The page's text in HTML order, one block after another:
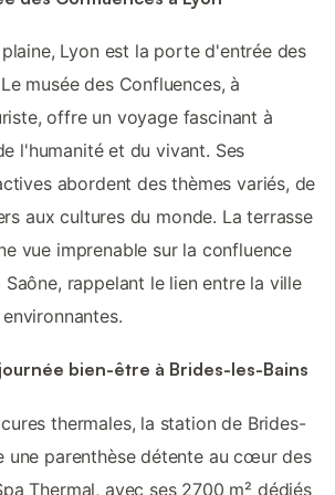
Lyon est la porte d'entrée des
musée des Confluences, à
offre un voyage fascinant à
l'humanité et du vivant. Ses
abordent des thèmes variés, de
aux cultures du monde. La terrasse
vue imprenable sur la confluence
rappelant le lien entre la ville
bien-être à Brides-les-Bains
thermales, la station de Brides-
une parenthèse détente au cœur des
Thermal, avec ses 2700 m² dédiés